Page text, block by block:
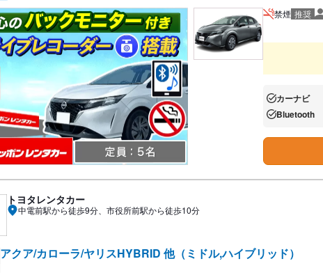
禁煙 推奨
あり:カーナビ
あり:Bluetooth
トヨタレンタカー
中電前駅から徒歩9分、市役所前駅から徒歩10分
アクア/カローラ/ヤリスHYBRID 他（ミドル,ハイブリッド）